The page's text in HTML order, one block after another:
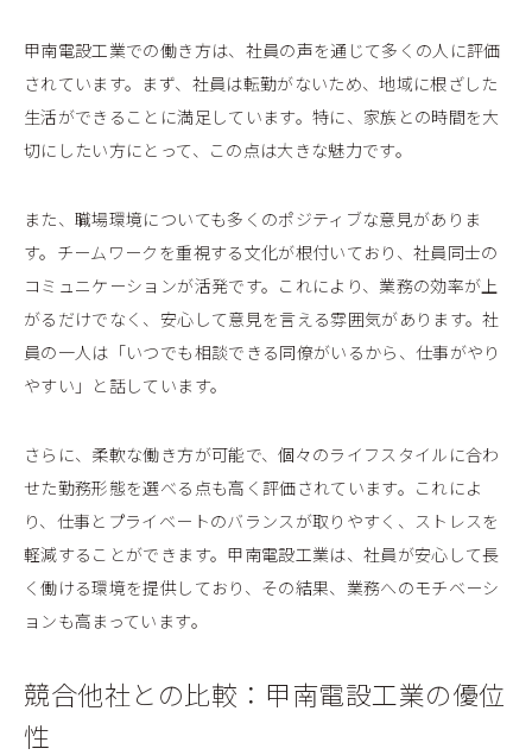
甲南電設工業での働き方は、社員の声を通じて多くの人に評価
されています。まず、社員は転勤がないため、地域に根ざした
生活ができることに満足しています。特に、家族との時間を大
切にしたい方にとって、この点は大きな魅力です。
また、職場環境についても多くのポジティブな意見がありま
す。チームワークを重視する文化が根付いており、社員同士の
コミュニケーションが活発です。これにより、業務の効率が上
がるだけでなく、安心して意見を言える雰囲気があります。社
員の一人は「いつでも相談できる同僚がいるから、仕事がやり
やすい」と話しています。
さらに、柔軟な働き方が可能で、個々のライフスタイルに合わ
せた勤務形態を選べる点も高く評価されています。これによ
り、仕事とプライベートのバランスが取りやすく、ストレスを
軽減することができます。甲南電設工業は、社員が安心して長
く働ける環境を提供しており、その結果、業務へのモチベーシ
ョンも高まっています。
競合他社との比較：甲南電設工業の優位
性